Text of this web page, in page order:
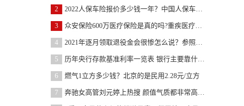
2 2022人保车险报价多少钱一年？中国人保车险网上买划
3 众安保险600万医疗保险是真的吗?重疾医疗保障是怎么
4 2021年逐月领取退役金会很惨怎么说？参照全国基本工
5 历年央行存款基准利率一览表 银行主要靠什么挣钱？
6 燃气1立方多少钱？北京的是民用2.28元/立方
7 奔驰女高管刘元婷上热搜 颜值气质都非常高打扮也很